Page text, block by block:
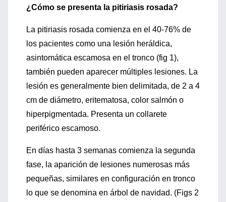
¿Cómo se presenta la pitiriasis rosada?
La pitiriasis rosada comienza en el 40-76% de
los pacientes como una lesión heráldica,
asintomática escamosa en el tronco (fig 1),
también pueden aparecer múltiples lesiones. La
lesión es generalmente bien delimitada, de 2 a 4
cm de diámetro, eritematosa, color salmón o
hiperpigmentada. Presenta un collarete
periférico escamoso.
En días hasta 3 semanas comienza la segunda
fase, la aparición de lesiones numerosas más
pequeñas, similares en configuración en tronco
lo que se denomina en árbol de navidad. (Figs 2